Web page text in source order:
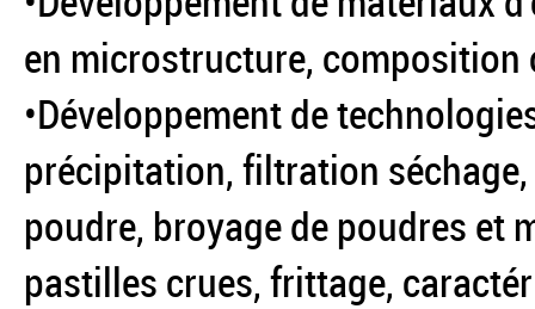
en microstructure, composition
•Développement de
précipitation, filtration
poudre, broyage de poudres et
pastilles crues, frittage,